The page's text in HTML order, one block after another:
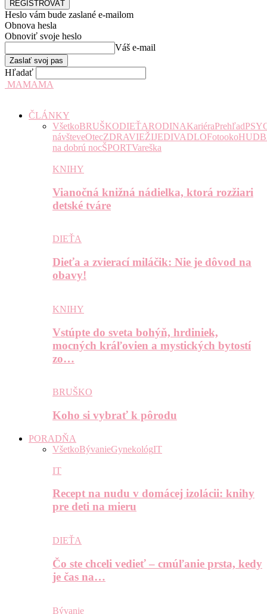
Heslo vám bude zaslané e-mailom
Obnova hesla
Obnoviť svoje heslo
Váš e-mail
Hľadať
MAMAMA
ČLÁNKY
VšetkoBRUŠKODIEŤARODINAKariéraPrehľad
návšteveOtecZDRAVIEŽIJEDIVADLOFotooko
na dobrú nocŠPORTVareška
KNIHY
Vianočná knižná nádielka, ktorá rozžiari
detské tváre
DIEŤA
Dieťa a zvierací miláčik: Nie je dôvod na
obavy!
KNIHY
Vstúpte do sveta bohýň, hrdiniek,
mocných kráľovien a mystických bytostí
zo…
BRUŠKO
Koho si vybrať k pôrodu
PORADŇA
VšetkoBývanieGynekológIT
IT
Recept na nudu v domácej izolácii: knihy
pre deti na mieru
DIEŤA
Čo ste chceli vedieť – cmúľanie prsta, kedy
je čas na…
Bývanie